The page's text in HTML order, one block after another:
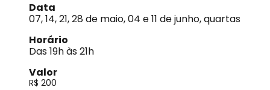
Data
07, 14, 21, 28 de maio, 04 e 11 de junho, quartas
Horário
Das 19h às 21h
Valor
R$ 200